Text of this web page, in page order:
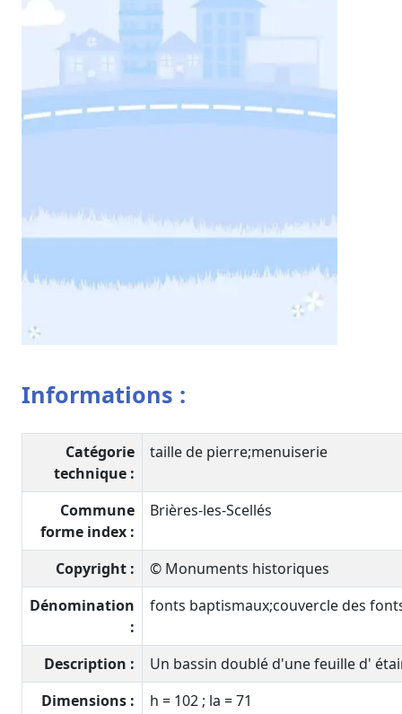
Informations :
Catégorie
technique :
taille de pierre;menuiserie
Commune
forme index :
Brières-les-Scellés
Copyright :
© Monuments historiques
Dénomination
:
fonts baptismaux;couvercle des
Description :
Un bassin doublé d'une feuille d'
Dimensions :
h = 102 ; la = 71